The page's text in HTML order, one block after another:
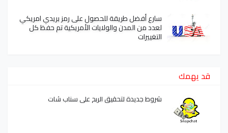
سارع أفضل طريقة للحصول على رمز بريدي امريكي
لعدد من المدن والولايات الأمريكية تم حفظ كل
التغييرات
قد يهمك
شروط جديدة لتحقيق الربح على سناب شات